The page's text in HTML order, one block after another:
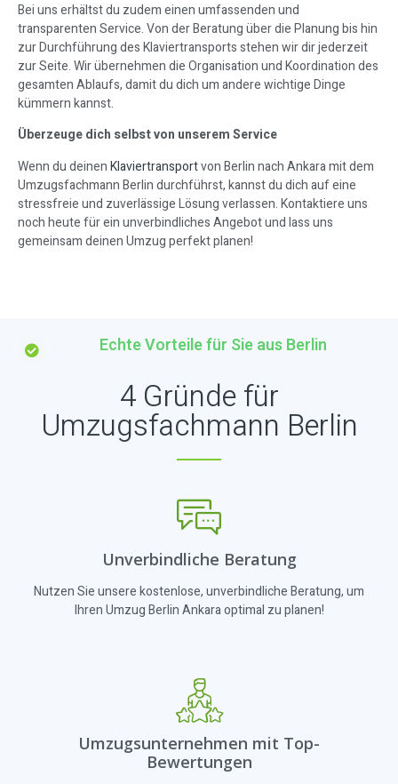
Bei uns erhältst du zudem einen umfassenden und
transparenten Service. Von der Beratung über die Planung bis hin
zur Durchführung des Klaviertransports stehen wir dir jederzeit
zur Seite. Wir übernehmen die Organisation und Koordination des
gesamten Ablaufs, damit du dich um andere wichtige Dinge
kümmern kannst.
Überzeuge dich selbst von unserem Service
Wenn du deinenKlaviertransportvon Berlin nach Ankara mit dem
Umzugsfachmann Berlin durchführst, kannst du dich auf eine
stressfreie und zuverlässige Lösung verlassen. Kontaktiere uns
noch heute für ein unverbindliches Angebot und lass uns
gemeinsam deinen Umzug perfekt planen!
Echte Vorteile für Sie aus Berlin
4 Gründe für
Umzugsfachmann Berlin
Unverbindliche Beratung
Nutzen Sie unsere kostenlose, unverbindliche Beratung, um
Ihren Umzug Berlin Ankara optimal zu planen!
Umzugsunternehmen mit Top-
Bewertungen